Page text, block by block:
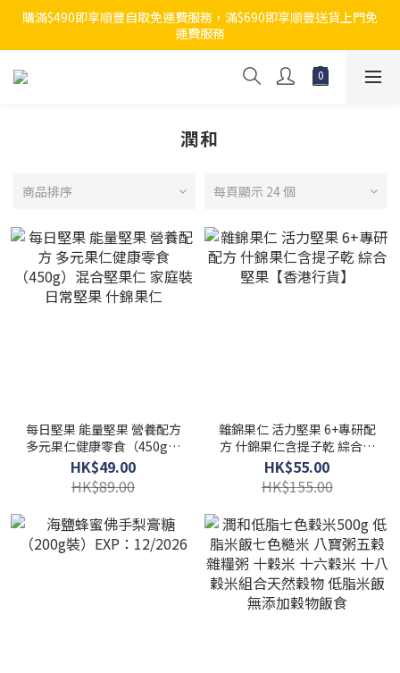
購滿$490即享順豐自取免運費服務，滿$690即享順豐送貨上門免
運費服務
潤和
商品排序 每頁顯示 24 個
每日堅果 能量堅果 營養配方
多元果仁健康零食（450g）
混合堅果仁 家庭裝日常堅果
什錦果仁
HK$49.00
HK$89.00
雜錦果仁 活力堅果 6+專研配
方 什錦果仁含提子乾 綜合堅
果【香港行貨】
HK$55.00
HK$155.00